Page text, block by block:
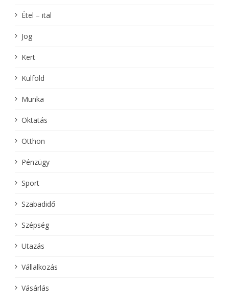
Étel – ital
Jog
Kert
Külföld
Munka
Oktatás
Otthon
Pénzügy
Sport
Szabadidő
Szépség
Utazás
Vállalkozás
Vásárlás